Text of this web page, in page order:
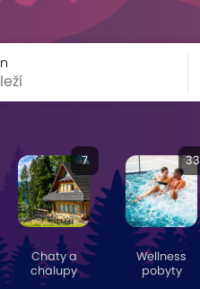
7
Chaty a
chalupy
33
Wellness
pobyty